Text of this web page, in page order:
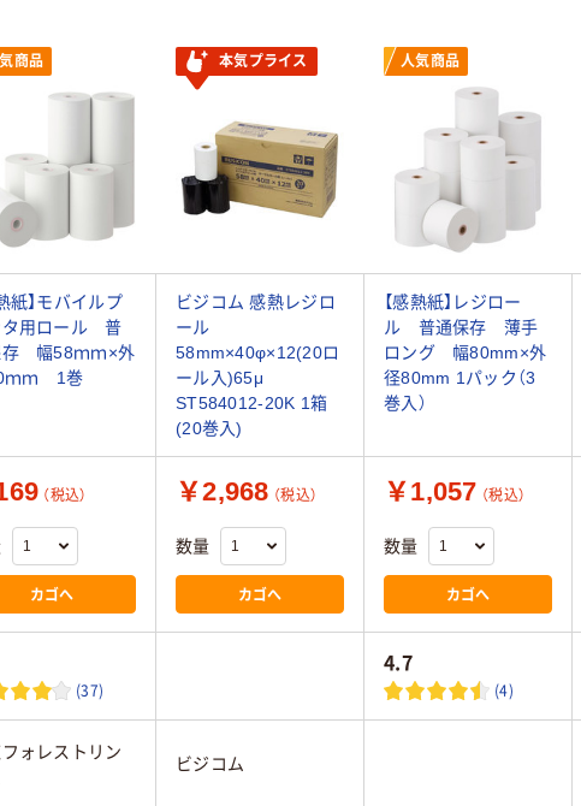
商品 本気プライス 人気商品
紙】モバイルプ
タ用ロール 普
存 幅58ｍｍ×外
ｍｍ 1巻
ビジコム 感熱レジロ
ール
58mm×40φ×12(20ロ
ール入)65μ
ST584012-20K 1箱
(20巻入)
【感熱紙】レジロー
ル 普通保存 薄手
ロング 幅80mm×外
径80mm 1パック（3
巻入）
（税込）
カゴへ
￥2,968 （税込）
数量
カゴへ
￥1,057 （税込）
数量
カゴへ
(37)
4.7
(4)
ォレストリン
ビジコム